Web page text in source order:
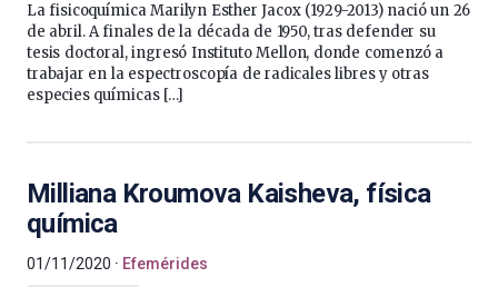
La fisicoquímica Marilyn Esther Jacox (1929-2013) nació un 26
de abril. A finales de la década de 1950, tras defender su
tesis doctoral, ingresó Instituto Mellon, donde comenzó a
trabajar en la espectroscopía de radicales libres y otras
especies químicas […]
Milliana Kroumova Kaisheva, física
química
01/11/2020 Efemérides